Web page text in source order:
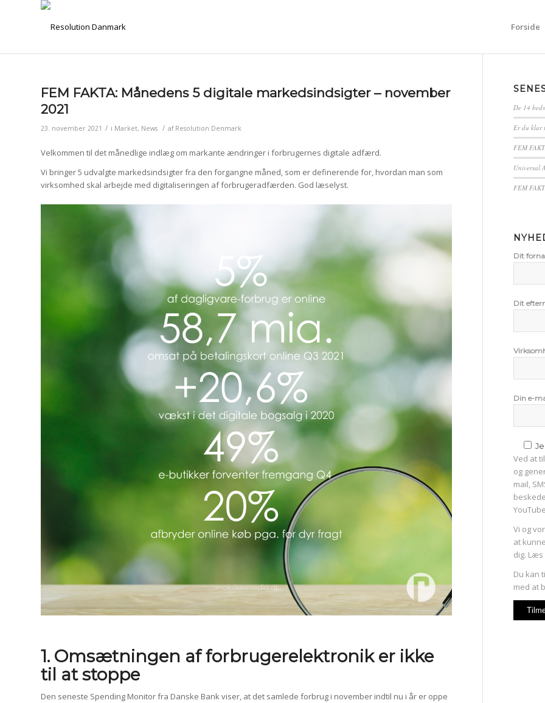
Forside
FEM FAKTA: Månedens 5 digitale markedsindsigter – november
2021
23. november 2021 / i Market, News / af Resolution Denmark
Velkommen til det månedlige indlæg om markante ændringer i forbrugernes digitale adfærd.
Vi bringer 5 udvalgte markedsindsigter fra den forgangne måned, som er definerende for, hvordan man som
virksomhed skal arbejde med digitaliseringen af forbrugeradfærden. God læselyst.
1. Omsætningen af forbrugerelektronik er ikke
til at stoppe
Den seneste Spending Monitor fra Danske Bank viser, at det samlede forbrug i november indtil nu i år er oppe
De 14
Er du klar
FEM
Universal
FEM
Dit
Dit
Din e-
Ved at
og
mail,
Vi og
at
dig.
Du kan
med at